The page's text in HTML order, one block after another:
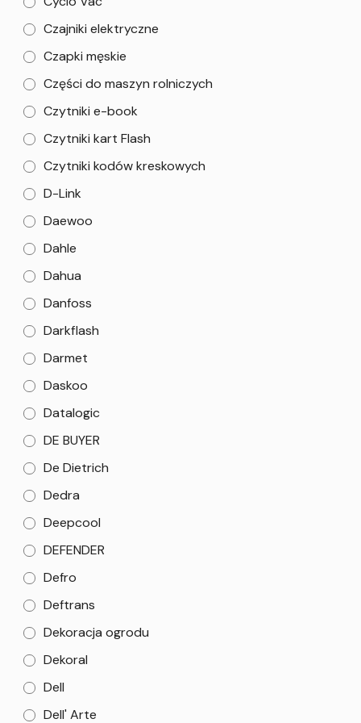
Czajniki elektryczne
Czapki męskie
Części do maszyn rolniczych
Czytniki e-book
Czytniki kart Flash
Czytniki kodów kreskowych
D-Link
Daewoo
Dahle
Dahua
Danfoss
Darkflash
Darmet
Daskoo
Datalogic
DE BUYER
De Dietrich
Dedra
Deepcool
DEFENDER
Defro
Deftrans
Dekoracja ogrodu
Dekoral
Dell
Dell' Arte